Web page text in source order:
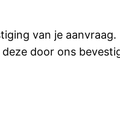
van je aanvraag.
door ons